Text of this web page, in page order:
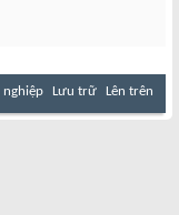
nghiệp Lưu trữ Lên trên